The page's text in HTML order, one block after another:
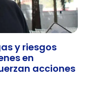
y riesgos
en
acciones